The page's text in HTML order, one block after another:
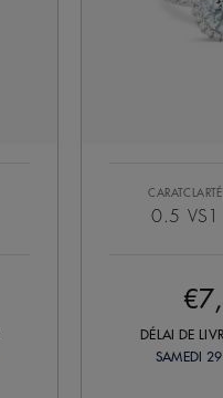
CARAT
0.5
CLARTÉ
VS1
DÉLAI DE
SAMEDI